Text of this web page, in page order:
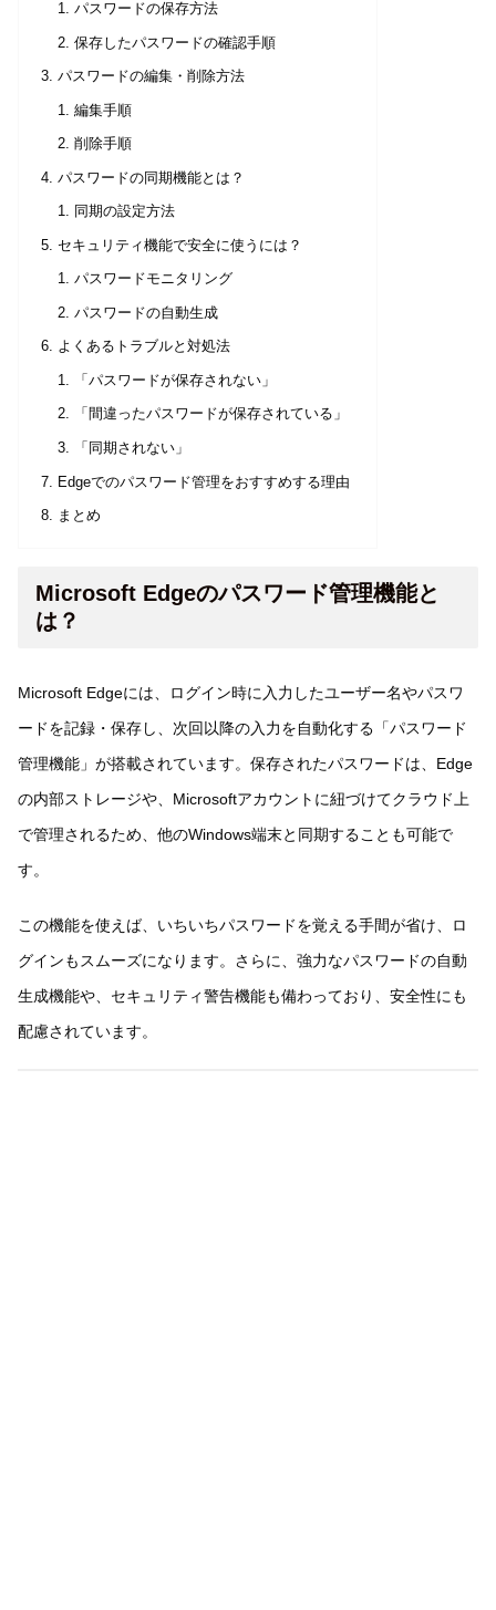
パスワードの保存方法
保存したパスワードの確認手順
パスワードの編集・削除方法
編集手順
削除手順
パスワードの同期機能とは？
同期の設定方法
セキュリティ機能で安全に使うには？
パスワードモニタリング
パスワードの自動生成
よくあるトラブルと対処法
「パスワードが保存されない」
「間違ったパスワードが保存されている」
「同期されない」
Edgeでのパスワード管理をおすすめする理由
まとめ
Microsoft Edgeのパスワード管理機能と
は？
Microsoft Edgeには、ログイン時に入力したユーザー名やパスワ
ードを記録・保存し、次回以降の入力を自動化する「パスワード
管理機能」が搭載されています。保存されたパスワードは、Edge
の内部ストレージや、Microsoftアカウントに紐づけてクラウド上
で管理されるため、他のWindows端末と同期することも可能で
す。
この機能を使えば、いちいちパスワードを覚える手間が省け、ロ
グインもスムーズになります。さらに、強力なパスワードの自動
生成機能や、セキュリティ警告機能も備わっており、安全性にも
配慮されています。